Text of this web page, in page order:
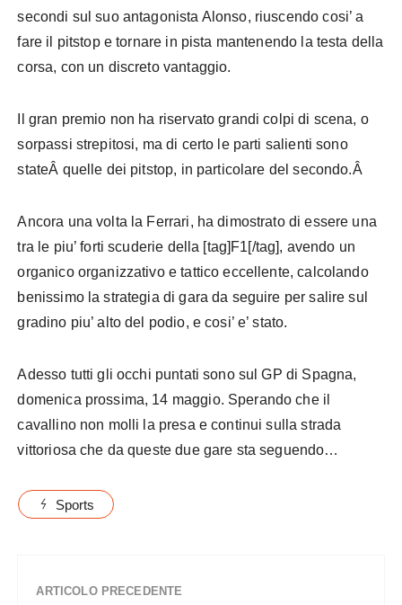
secondi sul suo antagonista Alonso, riuscendo cosi’ a
fare il pitstop e tornare in pista mantenendo la testa della
corsa, con un discreto vantaggio.
Il gran premio non ha riservato grandi colpi di scena, o
sorpassi strepitosi, ma di certo le parti salienti sono
stateÂ quelle dei pitstop, in particolare del secondo.Â
Ancora una volta la Ferrari, ha dimostrato di essere una
tra le piu’ forti scuderie della [tag]F1[/tag], avendo un
organico organizzativo e tattico eccellente, calcolando
benissimo la strategia di gara da seguire per salire sul
gradino piu’ alto del podio, e cosi’ e’ stato.
Adesso tutti gli occhi puntati sono sul GP di Spagna,
domenica prossima, 14 maggio. Sperando che il
cavallino non molli la presa e continui sulla strada
vittoriosa che da queste due gare sta seguendo…
Sports
ARTICOLO PRECEDENTE